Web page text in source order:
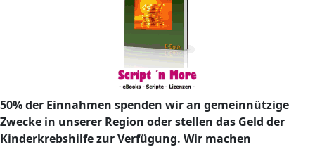
50% der Einnahmen spenden wir an gemeinnützige
Zwecke in unserer Region oder stellen das Geld der
Kinderkrebshilfe zur Verfügung. Wir machen